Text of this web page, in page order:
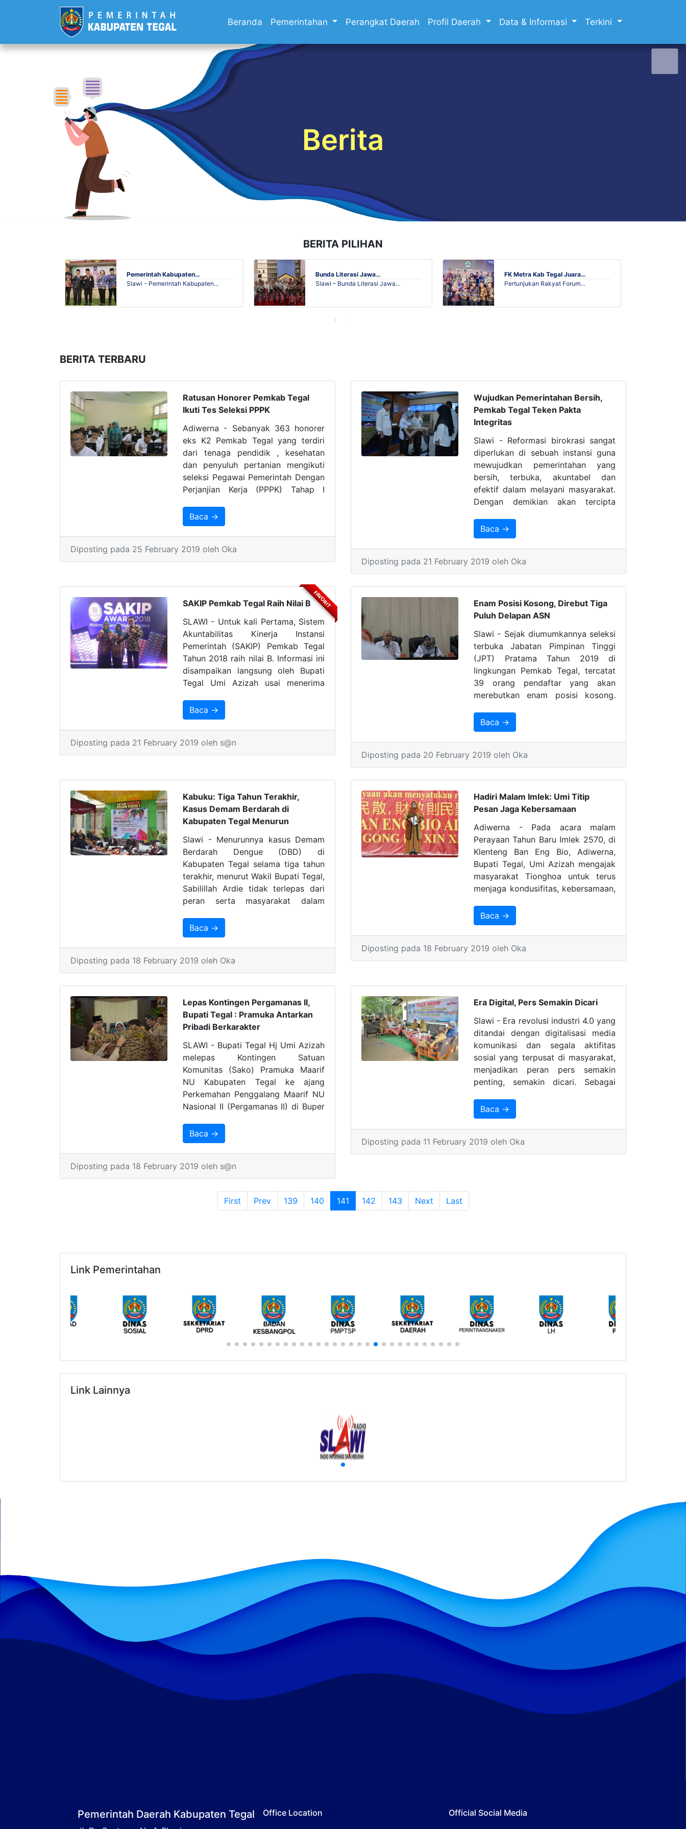
Beranda Pemerintahan Perangkat Daerah Profil Daerah Data & Informasi Terkini
Berita
BERITA PILIHAN
Pemerintah Kabupaten…
Slawi - Pemerintah Kabupaten…
Bunda Literasi Jawa…
Slawi – Bunda Literasi Jawa…
FK Metra Kab Tegal Juara…
Pertunjukan Rakyat Forum…
BERITA TERBARU
Ratusan Honorer Pemkab Tegal
Ikuti Tes Seleksi PPPK
Adiwerna - Sebanyak 363 honorer
eks K2 Pemkab Tegal yang terdiri
dari tenaga pendidik , kesehatan
dan penyuluh pertanian mengikuti
seleksi Pegawai Pemerintah Dengan
Perjanjian Kerja (PPPK) Tahap I
Baca →
Diposting pada 25 February 2019 oleh Oka
Wujudkan Pemerintahan Bersih,
Pemkab Tegal Teken Pakta
Integritas
Slawi - Reformasi birokrasi sangat
diperlukan di sebuah instansi guna
mewujudkan pemerintahan yang
bersih, terbuka, akuntabel dan
efektif dalam melayani masyarakat.
Dengan demikian akan tercipta
dan dapat dipercaya oleh
masyarakat.
Baca →
Diposting pada 21 February 2019 oleh Oka
FAVORIT
SAKIP Pemkab Tegal Raih Nilai B
SLAWI - Untuk kali Pertama, Sistem
Akuntabilitas Kinerja Instansi
Pemerintah (SAKIP) Pemkab Tegal
Tahun 2018 raih nilai B. Informasi ini
disampaikan langsung oleh Bupati
Tegal Umi Azizah usai menerima
Menteri Pendayagunaan Aparatur
Negara dan Reformasi Birokrasi
(PANRB), Syafruddin, Selasa(19/2) di
Makasar.
Baca →
Diposting pada 21 February 2019 oleh s@n
Enam Posisi Kosong, Direbut Tiga
Puluh Delapan ASN
Slawi - Sejak diumumkannya seleksi
terbuka Jabatan Pimpinan Tinggi
(JPT) Pratama Tahun 2019 di
lingkungan Pemkab Tegal, tercatat
39 orang pendaftar yang akan
merebutkan enam posisi kosong.
peserta yang tidak lolos seleksi
pada tahap administrasi. Artinya,
hanya tiga puluh delapan orang
yang akan melanjutkan ke babak
selanjutnya.
Baca →
Diposting pada 20 February 2019 oleh Oka
Kabuku: Tiga Tahun Terakhir,
Kasus Demam Berdarah di
Kabupaten Tegal Menurun
Slawi - Menurunnya kasus Demam
Berdarah Dengue (DBD) di
Kabupaten Tegal selama tiga tahun
terakhir, menurut Wakil Bupati Tegal,
Sabilillah Ardie tidak terlepas dari
peran serta masyarakat dalam
Baca →
Diposting pada 18 February 2019 oleh Oka
Hadiri Malam Imlek: Umi Titip
Pesan Jaga Kebersamaan
Adiwerna - Pada acara malam
Perayaan Tahun Baru Imlek 2570, di
Klenteng Ban Eng Bio, Adiwerna,
Bupati Tegal, Umi Azizah mengajak
masyarakat Tionghoa untuk terus
menjaga kondusifitas, kebersamaan,
sesama warga bangsa.
Baca →
Diposting pada 18 February 2019 oleh Oka
Lepas Kontingen Pergamanas II,
Bupati Tegal : Pramuka Antarkan
Pribadi Berkarakter
SLAWI - Bupati Tegal Hj Umi Azizah
melepas Kontingen Satuan
Komunitas (Sako) Pramuka Maarif
NU Kabupaten Tegal ke ajang
Perkemahan Penggalang Maarif NU
Nasional II (Pergamanas II) di Buper
Pelepasan berlangsung di ruang
Rapat Bupati Tegal, Jumat (15/2).
Baca →
Diposting pada 18 February 2019 oleh s@n
Era Digital, Pers Semakin Dicari
Slawi - Era revolusi industri 4.0 yang
ditandai dengan digitalisasi media
komunikasi dan segala aktifitas
sosial yang terpusat di masyarakat,
menjadikan peran pers semakin
penting, semakin dicari. Sebagai
menjadi rujukan informasi tentang
kebenaran, terlebih ditengah
maraknya berita palsu dan hoaks
yang berseliweran di media sosial.
Hal ini disampaikan Bupati Tegal
lewat kanal Youtube Pemkab Tegal
Nasional 2019.
Baca →
Diposting pada 11 February 2019 oleh Oka
First Prev 139 140 141 (current)
142 143 Next Last
Link Pemerintahan
Link Lainnya
Pemerintah Daerah Kabupaten Tegal Office Location Official Social Media